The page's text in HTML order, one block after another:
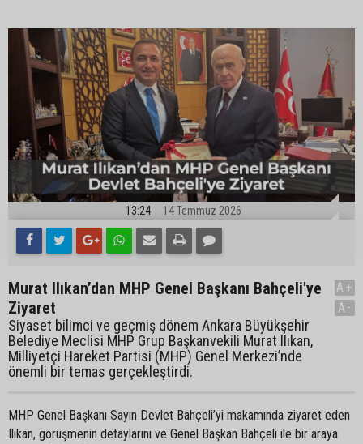
13:24 14 Temmuz 2026
Murat Ilıkan’dan MHP Genel Başkanı Bahçeli'ye
Ziyaret
Siyaset bilimci ve geçmiş dönem Ankara Büyükşehir
Belediye Meclisi MHP Grup Başkanvekili Murat Ilıkan,
Milliyetçi Hareket Partisi (MHP) Genel Merkezi’nde
önemli bir temas gerçekleştirdi.
A+
A-
MHP Genel Başkanı Sayın Devlet Bahçeli’yi makamında ziyaret eden
Ilıkan, görüşmenin detaylarını ve Genel Başkan Bahçeli ile bir araya